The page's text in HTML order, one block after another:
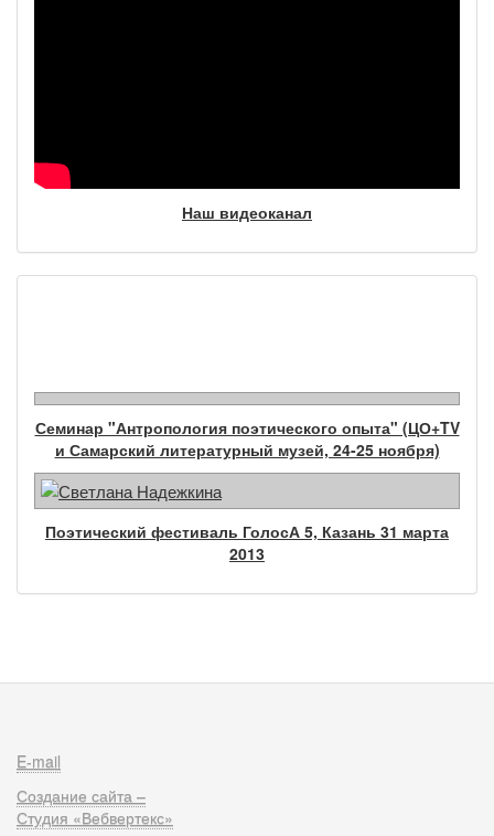
Наш видеоканал
Семинар "Антропология поэтического опыта" (ЦО+TV
и Самарский литературный музей, 24-25 ноября)
Поэтический фестиваль ГолосА 5, Казань 31 марта
2013
E-mail
Создание сайта –
Студия «Вебвертекс»